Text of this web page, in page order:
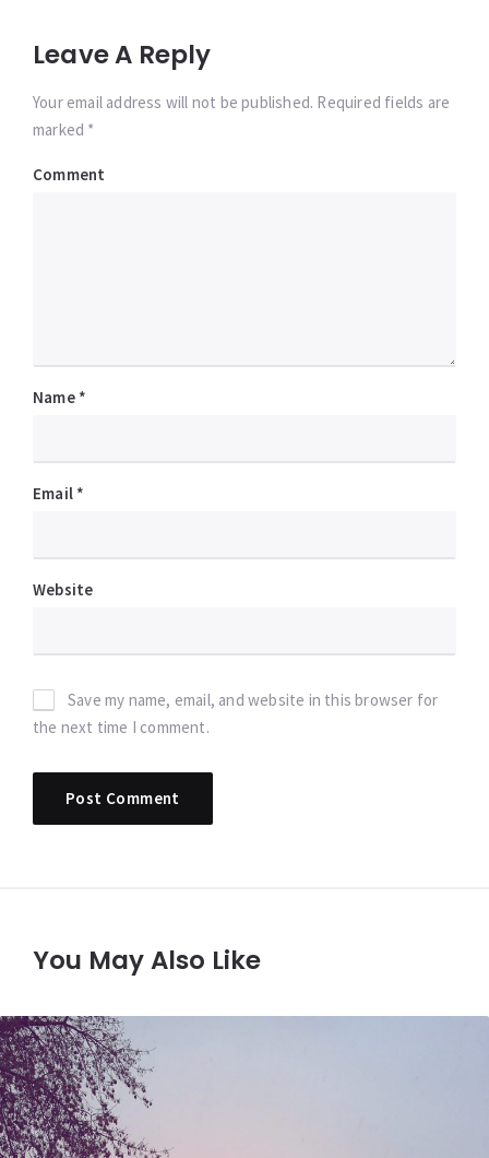
Leave A Reply
Your email address will not be published. Required fields are
marked *
Comment
Name *
Email *
Website
Save my name, email, and website in this browser for
the next time I comment.
You May Also Like